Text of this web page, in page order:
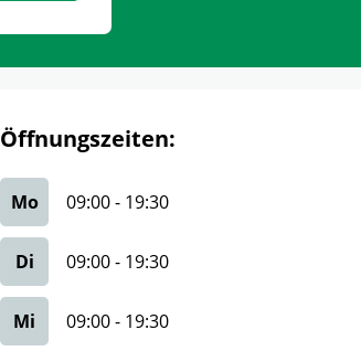
Öffnungszeiten:
Mo 09:00- 19:30
Di 09:00- 19:30
Mi 09:00- 19:30